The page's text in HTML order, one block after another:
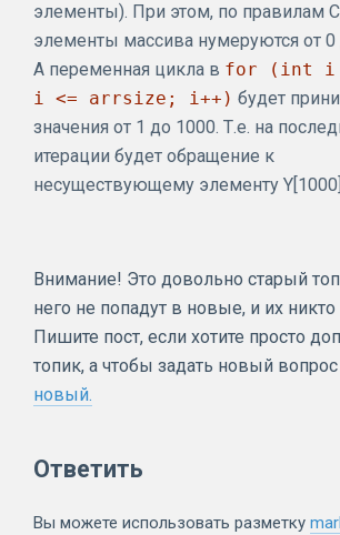
элементы). При этом, по правилам
элементы массива нумеруются от 0
А переменная цикла в for (int i
i <= arrsize; i++) будет
значения от 1 до 1000. Т.е. на
итерации будет обращение к
несуществующему элементу
Внимание! Это довольно старый
него не попадут в новые, и их никто
Пишите пост, если хотите просто
топик, а чтобы задать новый
новый.
Ответить
Вы можете использовать разметку